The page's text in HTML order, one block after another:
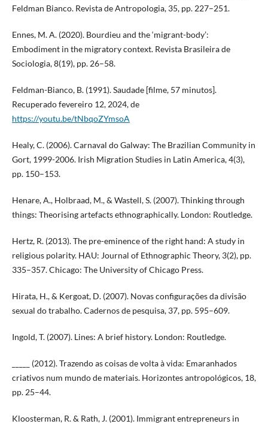
Feldman Bianco. Revista de Antropologia, 35, pp. 227–251.
Ennes, M. A. (2020). Bourdieu and the ‘migrant-body’:
Embodiment in the migratory context. Revista Brasileira de
Sociologia, 8(19), pp. 26–58.
Feldman-Bianco, B. (1991). Saudade [filme, 57 minutos].
Recuperado fevereiro 12, 2024, de
https://youtu.be/tNbqoZYmsoA
Healy, C. (2006). Carnaval do Galway: The Brazilian Community in
Gort, 1999-2006. Irish Migration Studies in Latin America, 4(3),
pp. 150–153.
Henare, A., Holbraad, M., & Wastell, S. (2007). Thinking through
things: Theorising artefacts ethnographically. London: Routledge.
Hertz, R. (2013). The pre-eminence of the right hand: A study in
religious polarity. HAU: Journal of Ethnographic Theory, 3(2), pp.
335–357. Chicago: The University of Chicago Press.
Hirata, H., & Kergoat, D. (2007). Novas configurações da divisão
sexual do trabalho. Cadernos de pesquisa, 37, pp. 595–609.
Ingold, T. (2007). Lines: A brief history. London: Routledge.
_____ (2012). Trazendo as coisas de volta à vida: Emaranhados
criativos num mundo de materiais. Horizontes antropológicos, 18,
pp. 25–44.
Kloosterman, R. & Rath, J. (2001). Immigrant entrepreneurs in